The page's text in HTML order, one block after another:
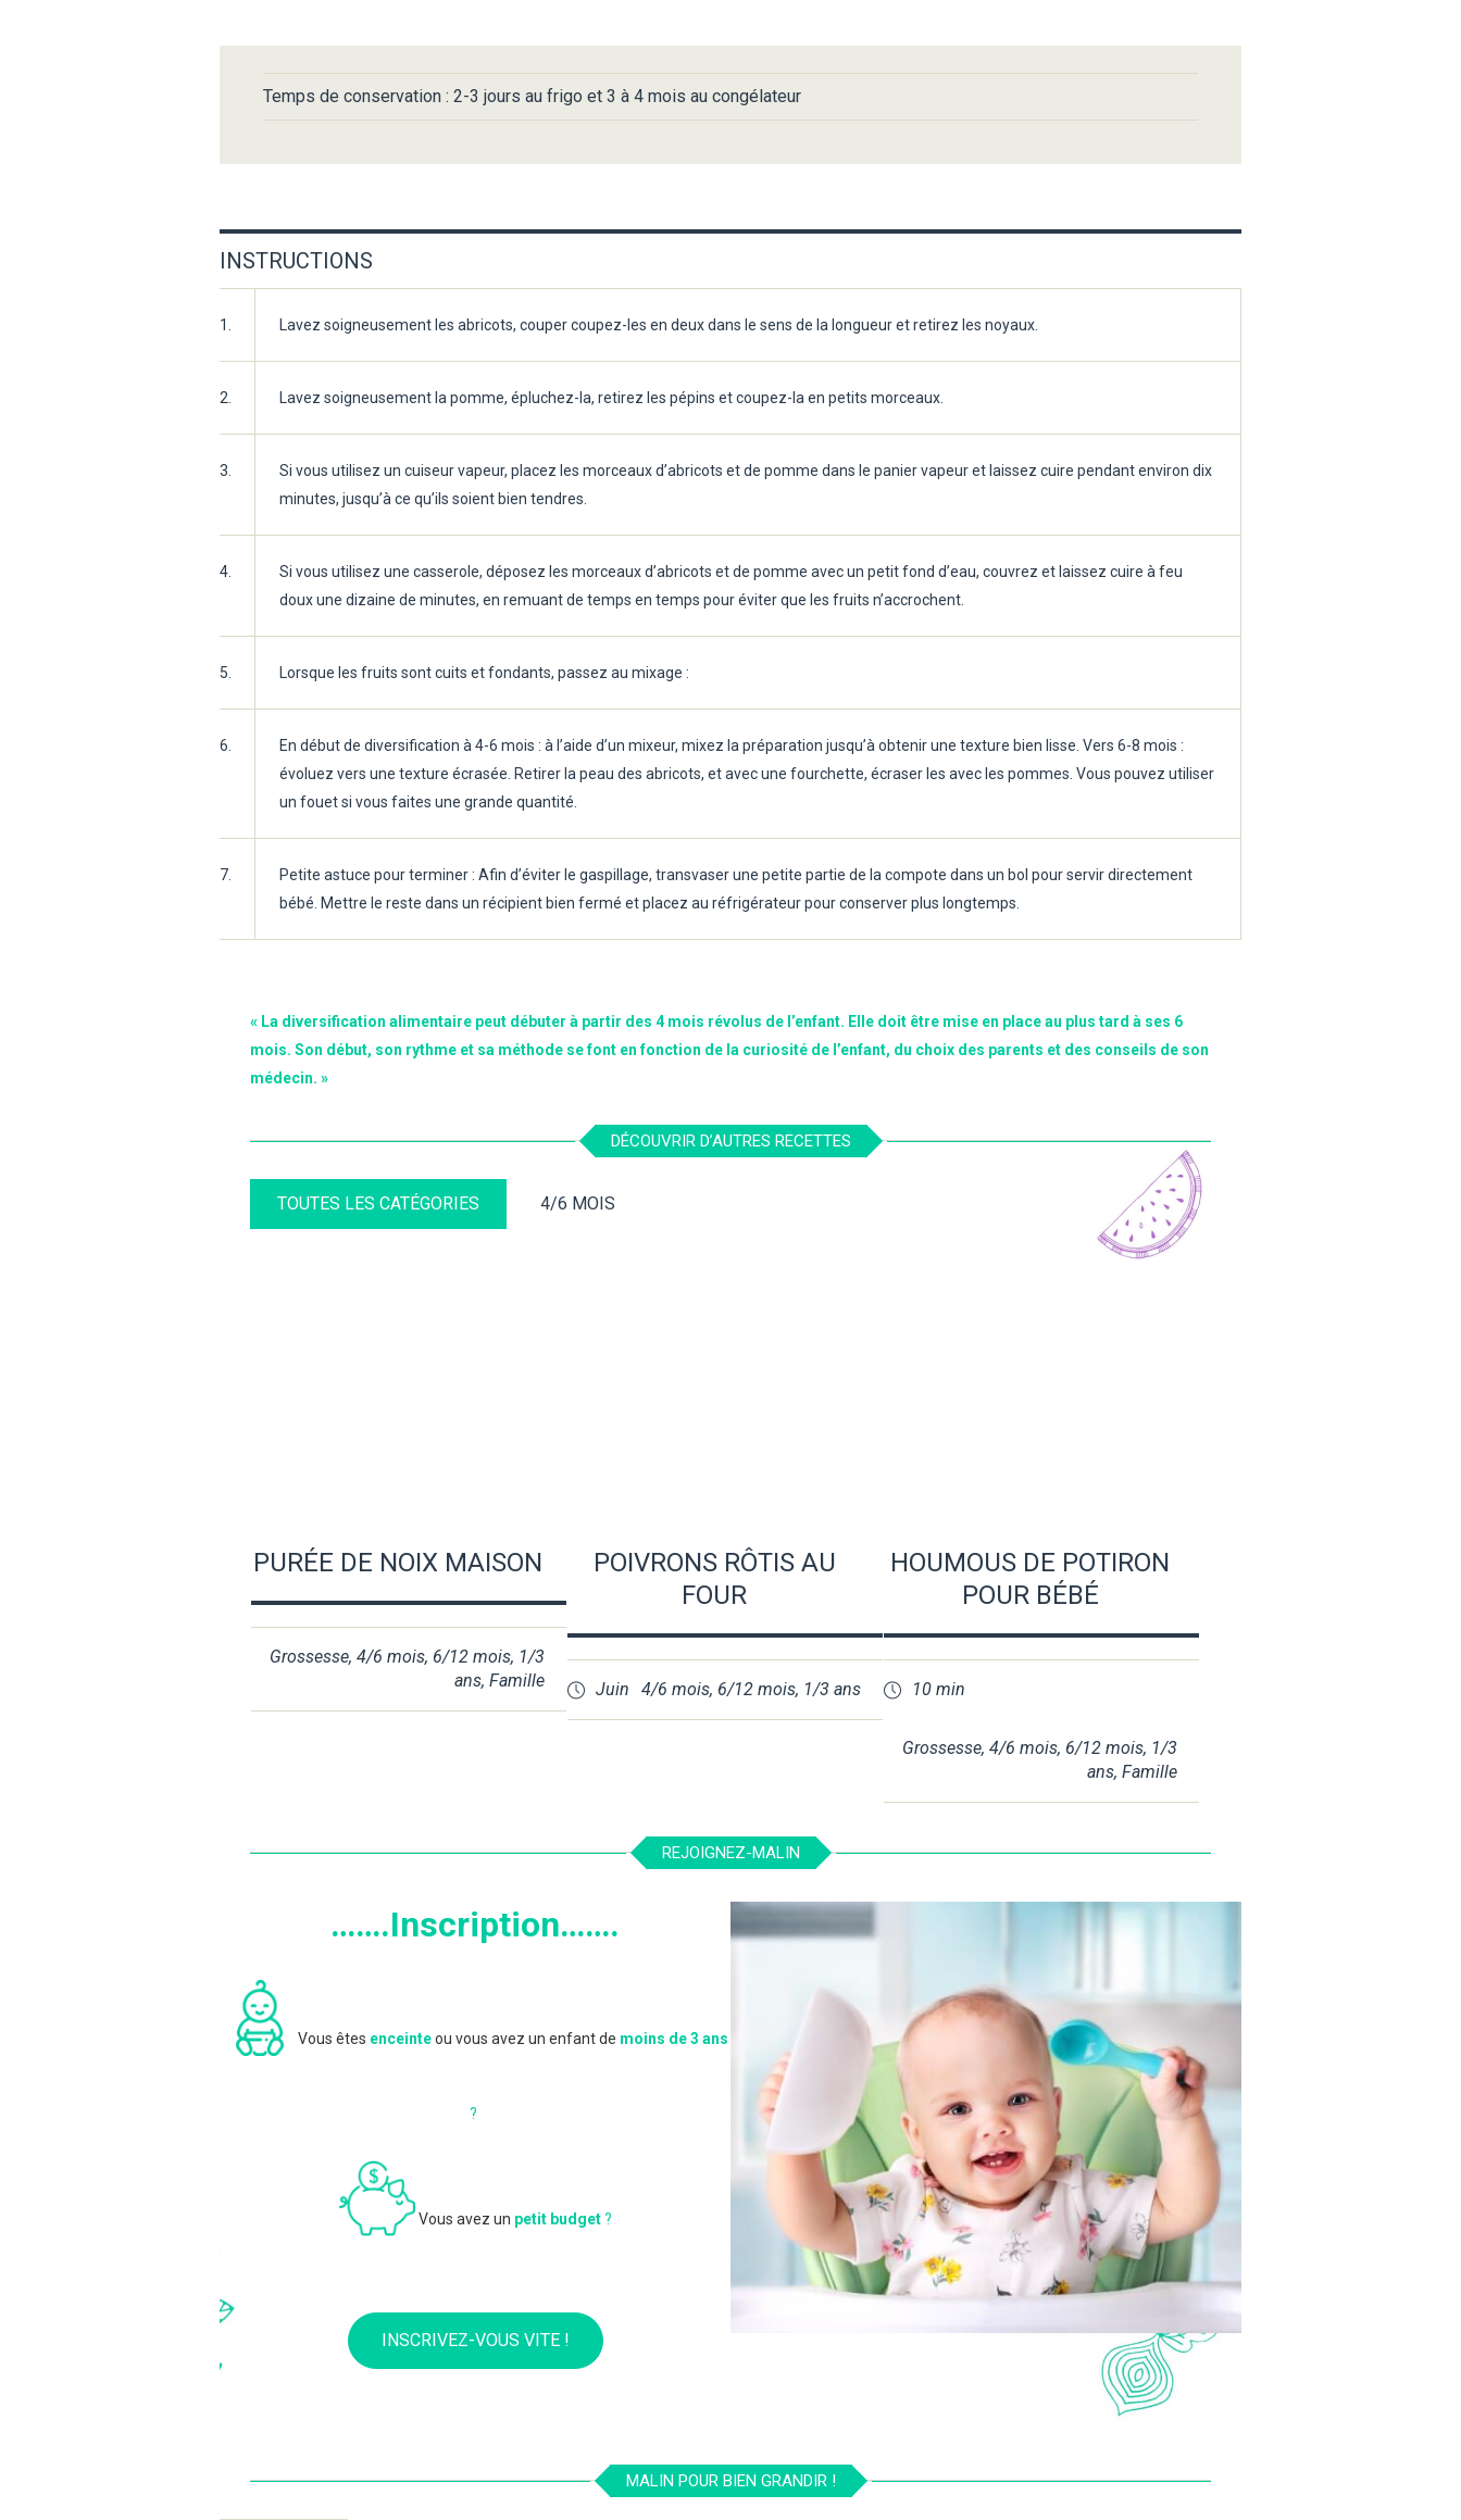
Temps de conservation : 2-3 jours au frigo et 3 à 4 mois au congélateur
INSTRUCTIONS
1. Lavez soigneusement les abricots, couper coupez-les en deux dans le sens de la longueur et retirez les noyaux.
2. Lavez soigneusement la pomme, épluchez-la, retirez les pépins et coupez-la en petits morceaux.
3.
Si vous utilisez un cuiseur vapeur, placez les morceaux d’abricots et de pomme dans le panier vapeur et laissez cuire pendant environ dix
minutes, jusqu’à ce qu’ils soient bien tendres.
4.
Si vous utilisez une casserole, déposez les morceaux d’abricots et de pomme avec un petit fond d’eau, couvrez et laissez cuire à feu
doux une dizaine de minutes, en remuant de temps en temps pour éviter que les fruits n’accrochent.
5. Lorsque les fruits sont cuits et fondants, passez au mixage :
6.
En début de diversification à 4-6 mois : à l’aide d’un mixeur, mixez la préparation jusqu’à obtenir une texture bien lisse. Vers 6-8 mois :
évoluez vers une texture écrasée. Retirer la peau des abricots, et avec une fourchette, écraser les avec les pommes. Vous pouvez utiliser
un fouet si vous faites une grande quantité.
7.
Petite astuce pour terminer : Afin d’éviter le gaspillage, transvaser une petite partie de la compote dans un bol pour servir directement
bébé. Mettre le reste dans un récipient bien fermé et placez au réfrigérateur pour conserver plus longtemps.
« La diversification alimentaire peut débuter à partir des 4 mois révolus de l’enfant. Elle doit être mise en place au plus tard à ses 6
mois. Son début, son rythme et sa méthode se font en fonction de la curiosité de l’enfant, du choix des parents et des conseils de son
médecin. »
DÉCOUVRIR D’AUTRES RECETTES
TOUTES LES CATÉGORIES 4/6 MOIS
PURÉE DE NOIX MAISON
Grossesse,4/6 mois, 6/12 mois, 1/3
ans,Famille
POIVRONS RÔTIS AU
FOUR
Juin 4/6 mois, 6/12 mois, 1/3 ans
HOUMOUS DE POTIRON
POUR BÉBÉ
10 min
Grossesse, 4/6 mois, 6/12 mois, 1/3
ans, Famille
REJOIGNEZ-MALIN
…….Inscription…….
Vous êtes enceinteou vous avez un enfant de moins de 3 ans
?
Vous avez un petit budget?
INSCRIVEZ-VOUS VITE !
MALIN POUR BIEN GRANDIR !